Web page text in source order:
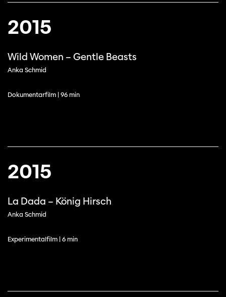
2015
Wild Women – Gentle Beasts
Anka Schmid
Dokumentarfilm | 96 min
2015
La Dada – König Hirsch
Anka Schmid
Experimentalfilm | 6 min